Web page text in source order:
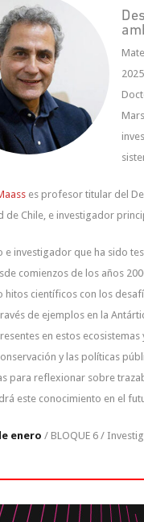
es profesor titular del
de Chile, e investigador
e investigador que ha sido
comienzos de los años
hitos científicos con los
de ejemplos en la
en estos
y las políticas
para reflexionar sobre
este conocimiento en el
enero / BLOQUE 6 /